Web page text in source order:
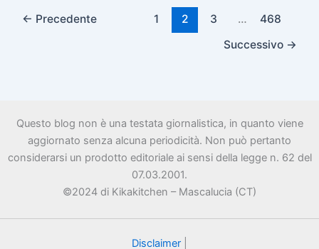
← Precedente 1 2 3 …
468
Successivo →
Questo blog non è una testata giornalistica, in quanto viene
aggiornato senza alcuna periodicità. Non può pertanto
considerarsi un prodotto editoriale ai sensi della legge n. 62 del
07.03.2001.
©2024 di Kikakitchen – Mascalucia (CT)
Disclaimer